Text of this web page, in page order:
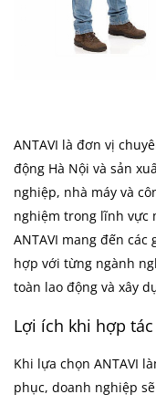
ANTAVI là đơn vị
động Hà Nội và sản
nghiệp, nhà máy và
nghiệm trong lĩnh vực
ANTAVI mang đến
hợp với từng ngành
toàn lao động và xây
Lợi ích khi hợp tác
Khi lựa chọn ANTAVI
phục, doanh nghiệp